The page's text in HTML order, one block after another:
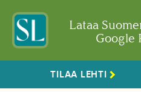
Lataa
Google
TILAA LEHTI